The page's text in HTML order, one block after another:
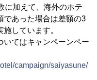
に加えて、海外のホテ
であった場合は差額の3
しています。
てはキャンペーンペー
campaign/saiyasune/